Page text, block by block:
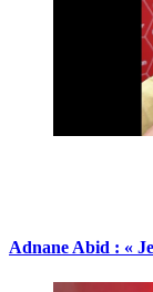
Adnane Abid : «